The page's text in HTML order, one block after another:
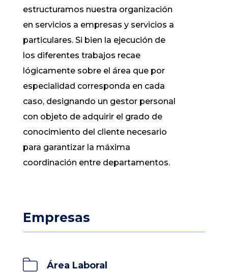
estructuramos nuestra organización
en servicios a empresas y servicios a
particulares. Si bien la ejecución de
los diferentes trabajos recae
lógicamente sobre el área que por
especialidad corresponda en cada
caso, designando un gestor personal
con objeto de adquirir el grado de
conocimiento del cliente necesario
para garantizar la máxima
coordinación entre departamentos.
Empresas
Área Laboral